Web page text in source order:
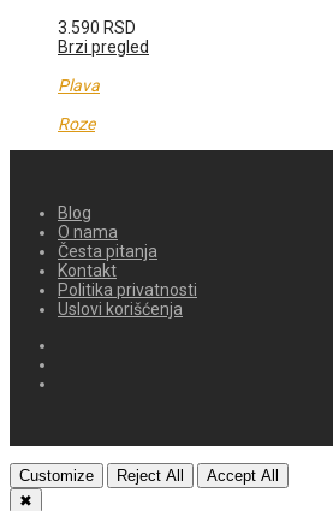
3.590 RSD
Brzi pregled
Plava
Roze
Blog
O nama
Česta pitanja
Kontakt
Politika privatnosti
Uslovi korišćenja
Customize Reject All
Accept All
✖